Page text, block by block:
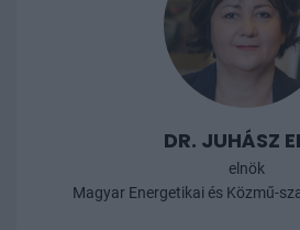
DR. JUHÁSZ
elnök
Magyar Energetikai és Közmű-